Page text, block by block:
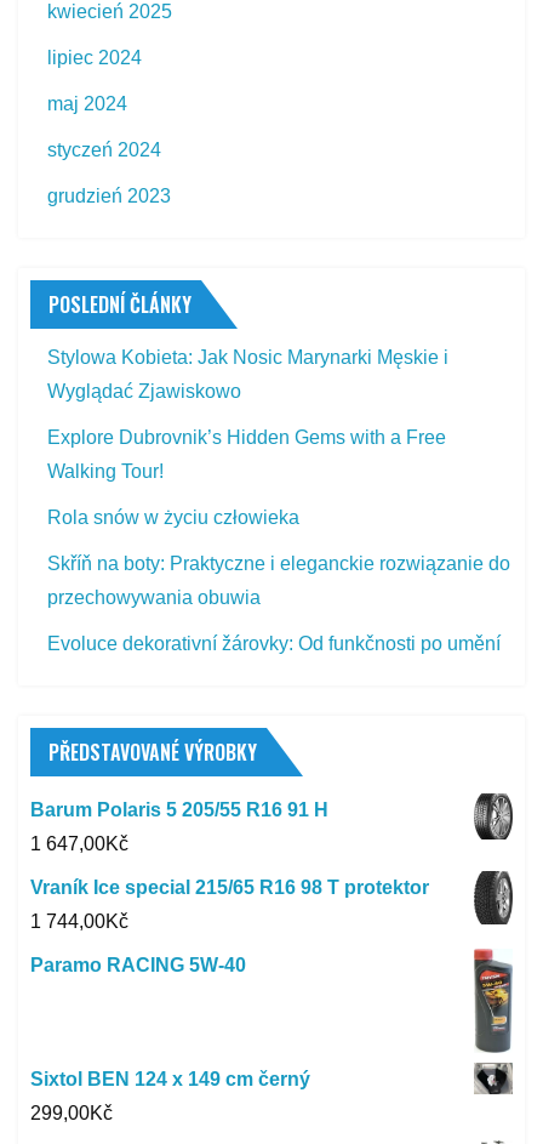
kwiecień 2025
lipiec 2024
maj 2024
styczeń 2024
grudzień 2023
POSLEDNÍ ČLÁNKY
Stylowa Kobieta: Jak Nosic Marynarki Męskie i
Wyglądać Zjawiskowo
Explore Dubrovnik’s Hidden Gems with a Free
Walking Tour!
Rola snów w życiu człowieka
Skříň na boty: Praktyczne i eleganckie rozwiązanie do
przechowywania obuwia
Evoluce dekorativní žárovky: Od funkčnosti po umění
PŘEDSTAVOVANÉ VÝROBKY
Barum Polaris 5 205/55 R16 91 H
1 647,00Kč
Vraník Ice special 215/65 R16 98 T protektor
1 744,00Kč
Paramo RACING 5W-40
Sixtol BEN 124 x 149 cm černý
299,00Kč